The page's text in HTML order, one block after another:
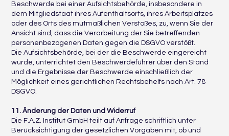
Beschwerde bei einer Aufsichtsbehörde, insbesondere in
dem Mitgliedstaat ihres Aufenthaltsorts, ihres Arbeitsplatzes
oder des Orts des mutmaßlichen Verstoßes, zu, wenn Sie der
Ansicht sind, dass die Verarbeitung der Sie betreffenden
personenbezogenen Daten gegen die DSGVO verstößt.
Die Aufsichtsbehörde, bei der die Beschwerde eingereicht
wurde, unterrichtet den Beschwerdeführer über den Stand
und die Ergebnisse der Beschwerde einschließlich der
Möglichkeit eines gerichtlichen Rechtsbehelfs nach Art. 78
DSGVO.
11. Änderung der Daten und Widerruf
Die F.A.Z. Institut GmbH teilt auf Anfrage schriftlich unter
Berücksichtigung der gesetzlichen Vorgaben mit, ob und